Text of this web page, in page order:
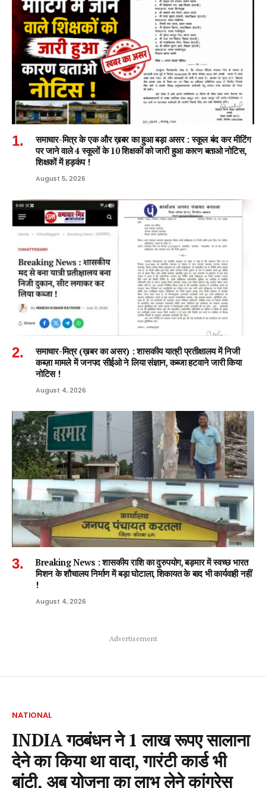
समाचार-मित्र के एक और ख़बर का हुआ बड़ा असर : स्कूल बंद कर मीटिंग
पर जाने वाले 4 स्कूलों के 10 शिक्षकों को जारी हुआ कारण बताओ नोटिस,
शिक्षकों में हड़कंप !
August 5, 2026
समाचार-मित्र (ख़बर का असर) : शासकीय यात्री प्रतीक्षालय में निजी
कब्ज़ा मामले में जनपद सीईओ ने लिया संज्ञान, कब्जा हटवाने जारी किया
नोटिस !
August 4, 2026
Breaking News : शासकीय राशि का दुरुपयोग, बड़मार में स्वच्छ भारत
मिशन के शौचालय निर्माण में बड़ा घोटाला, शिकायत के बाद भी कार्यवाही नहीं
!
August 4, 2026
Advertisement
NATIONAL
INDIA गठबंधन ने 1 लाख रूपए सालाना
देने का किया था वादा, गारंटी कार्ड भी
बांटी, अब योजना का लाभ लेने कांग्रेस